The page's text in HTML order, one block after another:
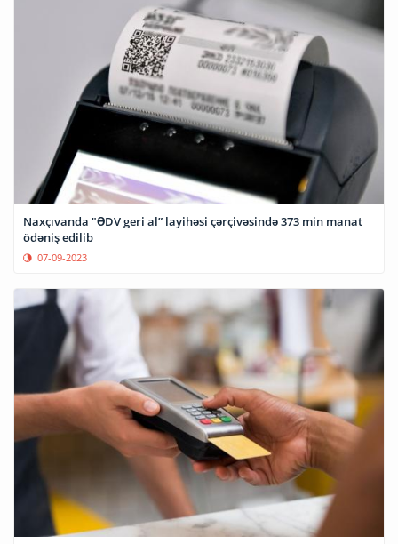
Naxçıvanda "ƏDV geri al” layihəsi çərçivəsində 373 min manat
ödəniş edilib
07-09-2023